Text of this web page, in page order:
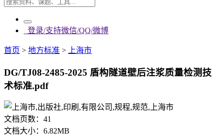
登录/支持微信/QQ/微博
首页 > 地方标准 > 上海市
DG/TJ08-2485-2025 盾构隧道壁后注浆质量检测技
术标准.pdf
文档页数： 41
文档大小： 6.82MB